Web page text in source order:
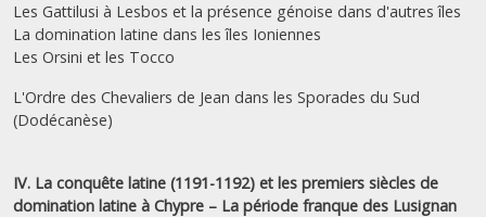
Les Gattilusi à Lesbos et la présence génoise dans d'autres îles
La domination latine dans les îles Ioniennes
Les Orsini et les Tocco
L'Ordre des Chevaliers de Jean dans les Sporades du Sud
(Dodécanèse)
IV. La conquête latine (1191-1192) et les premiers siècles de
domination latine à Chypre – La période franque des Lusignan